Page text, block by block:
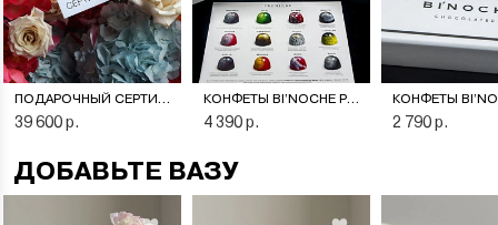
ПОДАРОЧНЫЙ СЕРТИФИКАТ НА ЦВЕТОЧНУЮ ПОДПИСКУ
39 600 р.
КОНФЕТЫ BI’NOCHE PREMIERE
4 390 р. 2 790 р.
ДОБАВЬТЕ ВАЗУ